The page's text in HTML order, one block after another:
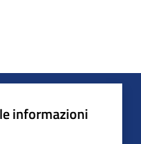
informazioni